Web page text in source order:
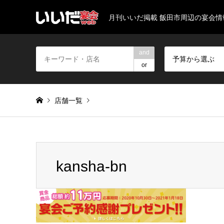
月刊いいだ掲載 飯田市周辺の宴会
and
or
予算から選ぶ
店舗一覧
kansha-bnkansha-bn